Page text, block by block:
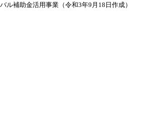
バル補助金活用事業（令和3年9月18日作成）